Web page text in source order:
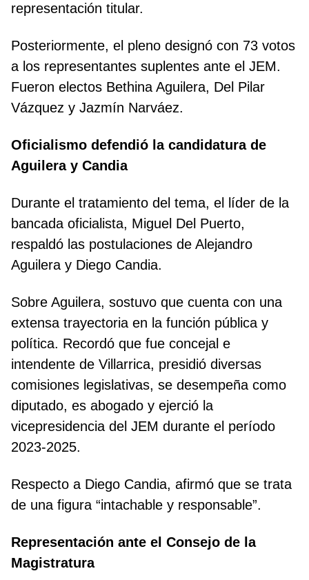
representación titular.
Posteriormente, el pleno designó con 73 votos
a los representantes suplentes ante el JEM.
Fueron electos Bethina Aguilera, Del Pilar
Vázquez y Jazmín Narváez.
Oficialismo defendió la candidatura de
Aguilera y Candia
Durante el tratamiento del tema, el líder de la
bancada oficialista, Miguel Del Puerto,
respaldó las postulaciones de Alejandro
Aguilera y Diego Candia.
Sobre Aguilera, sostuvo que cuenta con una
extensa trayectoria en la función pública y
política. Recordó que fue concejal e
intendente de Villarrica, presidió diversas
comisiones legislativas, se desempeña como
diputado, es abogado y ejerció la
vicepresidencia del JEM durante el período
2023-2025.
Respecto a Diego Candia, afirmó que se trata
de una figura “intachable y responsable”.
Representación ante el Consejo de la
Magistratura